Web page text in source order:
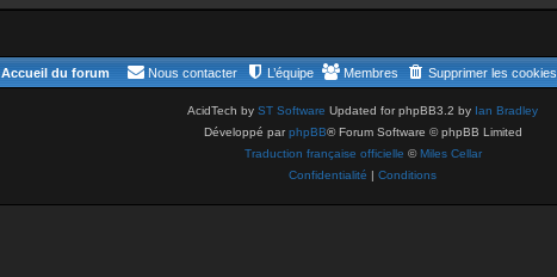
Accueil du forum Supprimer les cookies
Membres
L’équipe
Nous contacter
AcidTech by ST Software Updated for phpBB3.2 by Ian Bradley
Développé parphpBB® Forum Software © phpBB Limited
Traduction française officielle ©Miles Cellar
Confidentialité | Conditions